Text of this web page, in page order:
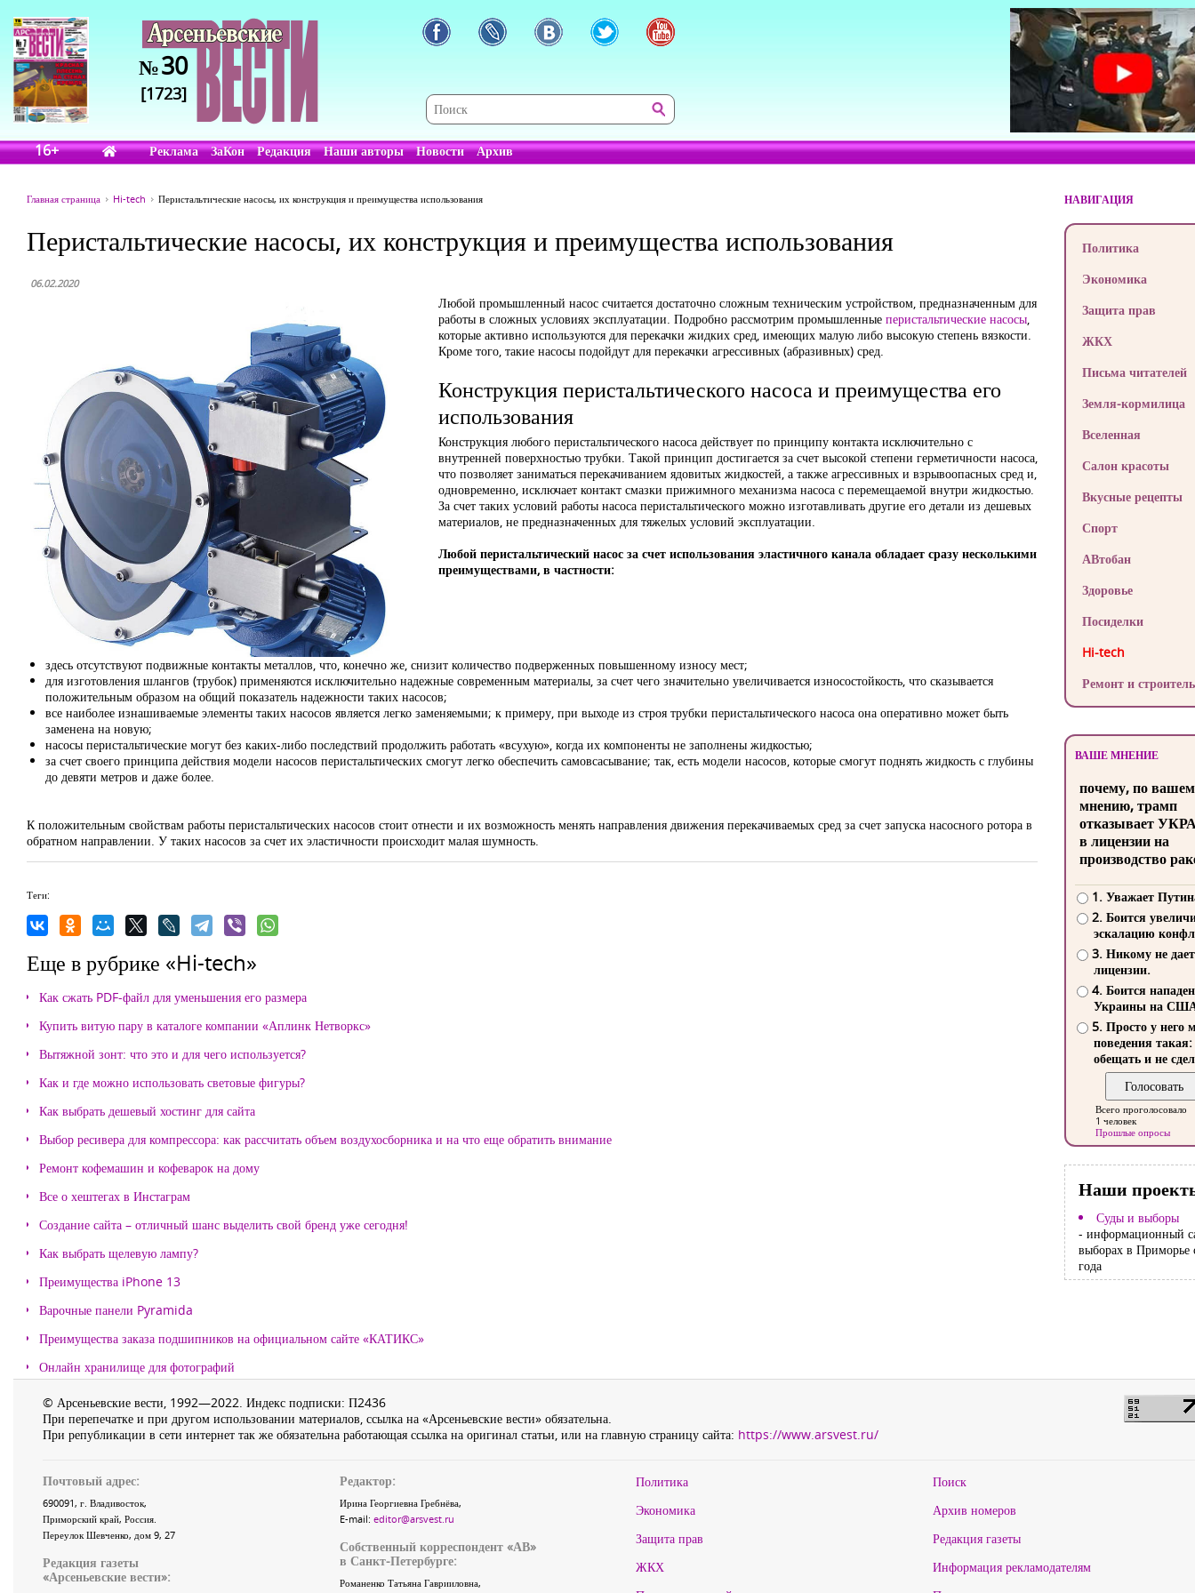
№30
[1723]
16+ Реклама ЗаКон Редакция Наши авторы Новости Архив
Главная страница Hi-tech Перистальтические насосы, их конструкция и преимущества использования
Перистальтические насосы, их конструкция и преимущества использования
06.02.2020
Любой промышленный насос считается достаточно сложным техническим устройством, предназначенным для
работы в сложных условиях эксплуатации. Подробно рассмотрим промышленные перистальтические насосы,
которые активно используются для перекачки жидких сред, имеющих малую либо высокую степень вязкости.
Кроме того, такие насосы подойдут для перекачки агрессивных (абразивных) сред.
Конструкция перистальтического насоса и преимущества его
использования
Конструкция любого перистальтического насоса действует по принципу контакта исключительно с
внутренней поверхностью трубки. Такой принцип достигается за счет высокой степени герметичности насоса,
что позволяет заниматься перекачиванием ядовитых жидкостей, а также агрессивных и взрывоопасных сред и,
одновременно, исключает контакт смазки прижимного механизма насоса с перемещаемой внутри жидкостью.
За счет таких условий работы насоса перистальтического можно изготавливать другие его детали из дешевых
материалов, не предназначенных для тяжелых условий эксплуатации.
Любой перистальтический насос за счет использования эластичного канала обладает сразу несколькими
преимуществами, в частности:
здесь отсутствуют подвижные контакты металлов, что, конечно же, снизит количество подверженных повышенному износу мест;
для изготовления шлангов (трубок) применяются исключительно надежные современным материалы, за счет чего значительно увеличивается износостойкость, что сказывается
положительным образом на общий показатель надежности таких насосов;
все наиболее изнашиваемые элементы таких насосов является легко заменяемыми; к примеру, при выходе из строя трубки перистальтического насоса она оперативно может быть
заменена на новую;
насосы перистальтические могут без каких-либо последствий продолжить работать «всухую», когда их компоненты не заполнены жидкостью;
за счет своего принципа действия модели насосов перистальтических смогут легко обеспечить самовсасывание; так, есть модели насосов, которые смогут поднять жидкость с глубины
до девяти метров и даже более.
К положительным свойствам работы перистальтических насосов стоит отнести и их возможность менять направления движения перекачиваемых сред за счет запуска насосного ротора в
обратном направлении. У таких насосов за счет их эластичности происходит малая шумность.
Теги:
Еще в рубрике «Hi-tech»
Как сжать PDF-файл для уменьшения его размера
Купить витую пару в каталоге компании «Аплинк Нетворкс»
Вытяжной зонт: что это и для чего используется?
Как и где можно использовать световые фигуры?
Как выбрать дешевый хостинг для сайта
Выбор ресивера для компрессора: как рассчитать объем воздухосборника и на что еще обратить внимание
Ремонт кофемашин и кофеварок на дому
Все о хештегах в Инстаграм
Создание сайта – отличный шанс выделить свой бренд уже сегодня!
Как выбрать щелевую лампу?
Преимущества iPhone 13
Варочные панели Pyramida
Преимущества заказа подшипников на официальном сайте «КАТИКС»
Онлайн хранилище для фотографий
НАВИГАЦИЯ
Политика
Экономика
Защита прав
ЖКХ
Письма читателей
Земля-кормилица
Вселенная
Салон красоты
Вкусные рецепты
Спорт
АВтобан
Здоровье
Посиделки
Hi-tech
Ремонт и
ВАШЕ МНЕНИЕ
почему, по
мнению, трамп
отказывает
в лицензии на
производство
1. Уважает
2. Боится
эскалацию
3. Никому не
лицензии.
4. Боится
Украины на
5. Просто у него
поведения такая:
обещать и не
Всего проголосовало
1 человек
Прошлые опросы
Наши
Суды и выборы
- информационный
выборах в Приморье
года
© Арсеньевские вести, 1992—2022. Индекс подписки: П2436
При перепечатке и при другом использовании материалов, ссылка на «Арсеньевские вести» обязательна.
При републикации в сети интернет так же обязательна работающая ссылка на оригинал статьи, или на главную страницу сайта: https://www.arsvest.ru/
Почтовый адрес:
690091, г. Владивосток,
Приморский край, Россия.
Переулок Шевченко, дом 9, 27
Редакция газеты
«Арсеньевские вести»:
Редактор:
Ирина Георгиевна Гребнёва,
E-mail: editor@arsvest.ru
Собственный корреспондент «АВ»
в Санкт-Петербурге:
Романенко Татьяна Гаврииловна,
Политика
Экономика
Защита прав
ЖКХ
Поиск
Архив номеров
Редакция газеты
Информация рекламодателям